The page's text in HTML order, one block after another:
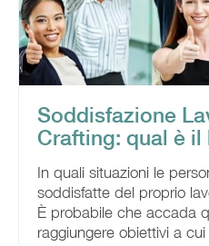
Soddisfazione
Crafting: qual è il
In quali situazioni le
soddisfatte del proprio
È probabile che accada
raggiungere obiettivi a cui